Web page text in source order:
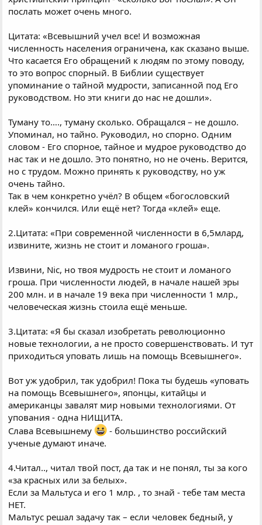
послать может очень много.
Цитата: «Всевышний учел все! И возможная
численность населения ограничена, как сказано выше.
Что касается Его обращений к людям по этому поводу,
то это вопрос спорный. В Библии существует
упоминание о тайной мудрости, записанной под Его
руководством. Но эти книги до нас не дошли».
Туману то…., туману сколько. Обращался – не дошло.
Упоминал, но тайно. Руководил, но спорно. Одним
словом - Его спорное, тайное и мудрое руководство до
нас так и не дошло. Это понятно, но не очень. Верится,
но с трудом. Можно принять к руководству, но уж
очень тайно.
Так в чем конкретно учёл? В общем «богословский
клей» кончился. Или ещё нет? Тогда «клей» еще.
2.Цитата: «При современной численности в 6,5млард,
извините, жизнь не стоит и ломаного гроша».
Извини, Nic, но твоя мудрость не стоит и ломаного
гроша. При численности людей, в начале нашей эры
200 млн. и в начале 19 века при численности 1 млр.,
человеческая жизнь стоила ещё меньше.
3.Цитата: «Я бы сказал изобретать революционно
новые технологии, а не просто совершенствовать. И тут
приходиться уповать лишь на помощь Всевышнего».
Вот уж удобрил, так удобрил! Пока ты будешь «уповать
на помощь Всевышнего», японцы, китайцы и
американцы завалят мир новыми технологиями. От
упования - одна НИЩИТА.
Слава Всевышнему
- большинство российский
ученые думают иначе.
4.Читал.., читал твой пост, да так и не понял, ты за кого
«за красных или за белых».
Если за Мальтуса и его 1 млр. , то знай - тебе там места
НЕТ.
Мальтус решал задачу так – если человек бедный, у